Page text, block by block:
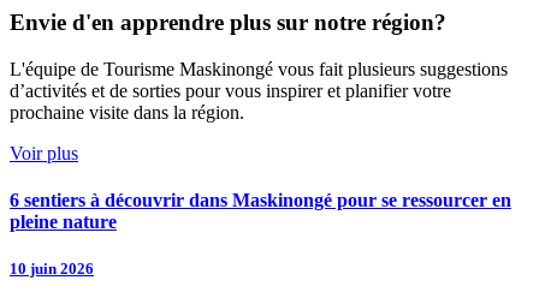
Envie d'en apprendre plus sur notre région?
L'équipe de Tourisme Maskinongé vous fait plusieurs suggestions
d’activités et de sorties pour vous inspirer et planifier votre
prochaine visite dans la région.
Voir plus
6 sentiers à découvrir dans Maskinongé pour se ressourcer en
pleine nature
10 juin 2026